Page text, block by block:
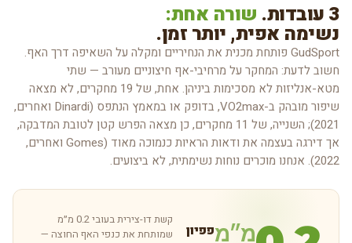
3 עובדות. שורה אחת:
נשימה אפית, יותר זמן.
GudSport פותחת מכנית את הנחיריים ומקלה על השאיפה דרך האף.
חשוב לדעת: המחקר על מרחיבי-אף חיצוניים מעורב — שתי
מטא-אנליזות לא מסכימות ביניהן. אחת, של 19 מחקרים, לא מצאה
שיפור מובהק ב-VO2max, בדופק או במאמץ הנתפס (Dinardi ואחרים,
2021); השנייה, של 11 מחקרים, כן מצאה הפרש קטן לטובת המדבקה,
אך דירגה בעצמה את ודאות הראיות כנמוכה מאוד (Gomes ואחרים,
2022). אנחנו מוכרים נוחות נשימתית, לא ביצועים.
מ״מפפיון
קשת דו-צירית בעובי 0.2 מ״מ
שמותחת את כנפי האף החוצה —